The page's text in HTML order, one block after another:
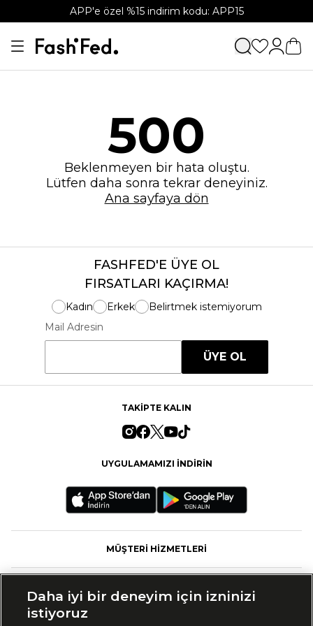
APP'e özel %15 indirim kodu: APP15
500
Beklenmeyen bir hata oluştu.
Lütfen daha sonra tekrar deneyiniz.
Ana sayfaya dön
FASHFED'E ÜYE OL
FIRSATLARI KAÇIRMA!
Kadın Erkek
Belirtmek istemiyorum
Mail Adresin
ÜYE OL
TAKİPTE KALIN
UYGULAMAMIZI İNDİRİN
MÜŞTERİ HİZMETLERİ
Daha iyi bir deneyim için izninizi
istiyoruz